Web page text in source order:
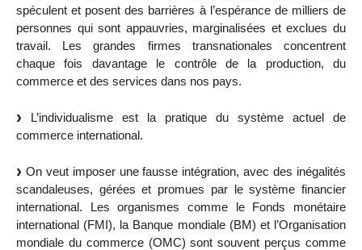
spéculent et posent des barrières à l’espérance de milliers de
personnes qui sont appauvries, marginalisées et exclues du
travail. Les grandes firmes transnationales concentrent
chaque fois davantage le contrôle de la production, du
commerce et des services dans nos pays.
L’individualisme est la pratique du système actuel de
commerce international.
On veut imposer une fausse intégration, avec des inégalités
scandaleuses, gérées et promues par le système financier
international. Les organismes comme le Fonds monétaire
international (FMI), la Banque mondiale (BM) et l’Organisation
mondiale du commerce (OMC) sont souvent perçus comme